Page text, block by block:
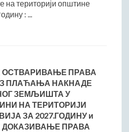
на територији општине
: ...
ОСТВАРИВАЊЕ ПРАВА
ПЛАЋАЊА НАКНАДЕ
ЗЕМЉИШТА У
НА ТЕРИТОРИЈИ
ЗА 2027.ГОДИНУ и
ДОКАЗИВАЊЕ ПРАВА